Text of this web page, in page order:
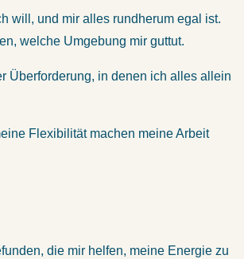
will, und mir alles rundherum egal ist.
welche Umgebung mir guttut.
Überforderung, in denen ich alles allein
Flexibilität machen meine Arbeit
die mir helfen, meine Energie zu